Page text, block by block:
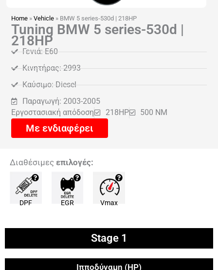
Home »Vehicle » BMW 5 series-530d | 218HP
Tuning BMW 5 series-530d |
218HP
Γενιά: E60
Κινητήρας: 2993
Καύσιμο: Diesel
Παραγωγή: 2003-2005
Εργοστασιακή απόδοση
218HP 500 NM
Με ενδιαφέρει
Διαθέσιμες επιλογές:
DPF EGR Vmax
Stage 1
Ιπποδύναμη (HP)